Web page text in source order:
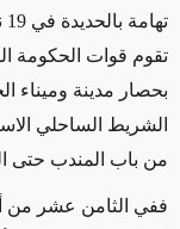
تقوم قوات الحكومة
بحصار مدينة وميناء
الشريط الساحلي
من باب المندب حتى